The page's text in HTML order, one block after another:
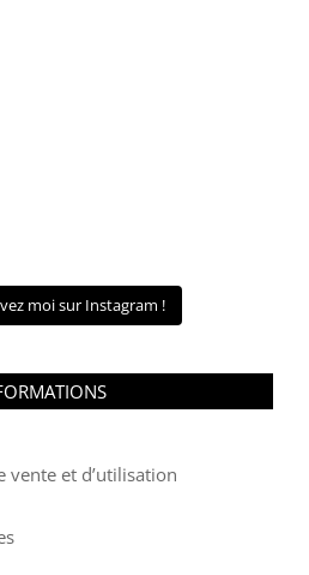
moi sur Instagram !
vente et d’utilisation